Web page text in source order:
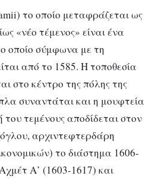
το οποίο μεταφράζεται ως
«νέο τέμενος» είναι ένα
οποίο σύμφωνα με τη
από το 1585. Η τοποθεσία
στο κέντρο της πόλης της
συναντάται και η μουφτεία
του τεμένους αποδίδεται στον
αρχιντεφτερδάρη
το διάστημα 1606-
Α’ (1603-1617) και